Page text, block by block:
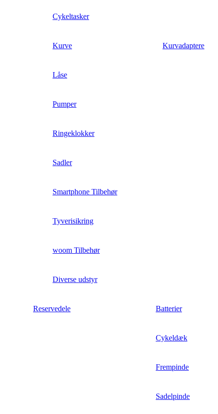
Cykeltasker
Kurve Kurvadaptere
Låse
Pumper
Ringeklokker
Sadler
Smartphone Tilbehør
Tyverisikring
woom Tilbehør
Diverse udstyr
Reservedele Batterier
Cykeldæk
Frempinde
Sadelpinde